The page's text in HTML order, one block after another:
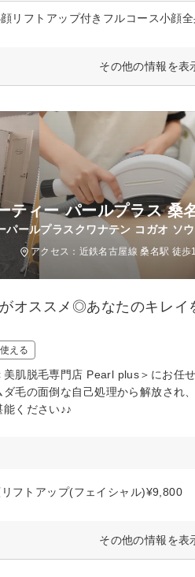
リフトアップ付きフルコース小顔
その他の情報を表
ティー パールプラス 桑
ールプラスクワナテン コガオ ソ
アクセス：近鉄名古屋線 桑名駅 徒歩
オススメ◎あなたのキレ
える
美肌脱毛専門店 Pearl plus＞にお
毛の面倒な自己処理から解放され
ください♪♪
リフトアップ(フェイシャル)¥9,800
その他の情報を表